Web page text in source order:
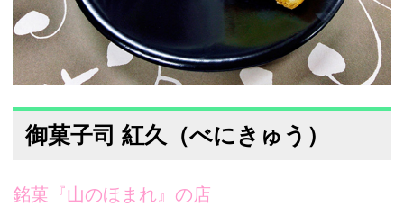
御菓子司 紅久（べにきゅう）
銘菓『山のほまれ』の店